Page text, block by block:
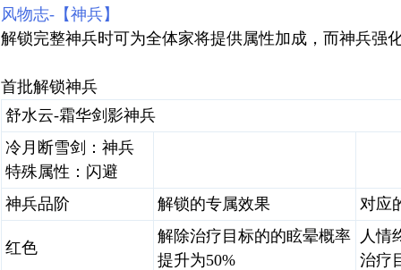
风物志-【神兵】
解锁完整神兵时可为全体家将提供属性加成，而神兵强
首批解锁神兵
舒水云-霜华剑影神兵
冷月断雪剑：神兵
特殊属性：闪避
神兵品阶
解锁的专属效果 对应
红色
解除治疗目标的的眩晕概率
提升为50%
人情
治疗